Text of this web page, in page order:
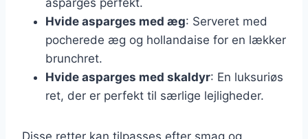
Hvide asparges med æg: Serveret med
pocherede æg og hollandaise for en lækker
brunchret.
Hvide asparges med skaldyr: En luksuriøs
ret, der er perfekt til særlige lejligheder.
Disse retter kan tilpasses efter smag og